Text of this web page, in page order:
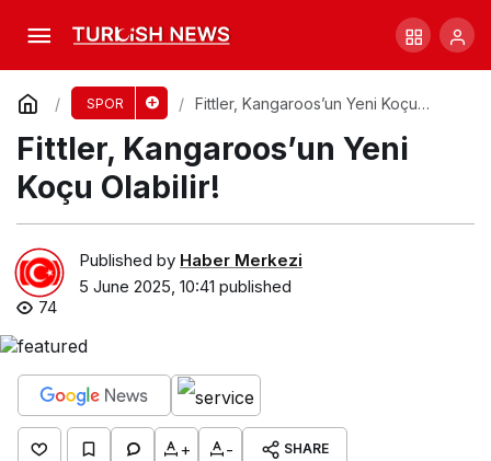
SPOR
Fittler, Kangaroos’un Yeni Koçu
Fittler, Kangaroos’un Yeni
Koçu Olabilir!
Published by Haber Merkezi
5 June 2025, 10:41 published
74
+ - SHARE
Broncos’un Krizi: Mental Sorunlar Ön
Planda!
Comment